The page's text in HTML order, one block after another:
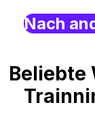
Nach
Beliebte